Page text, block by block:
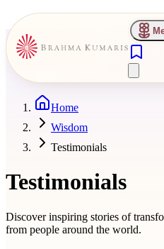
Home
Wisdom
Testimonials
Testimonials
Discover inspiring stories of
from people around the world.